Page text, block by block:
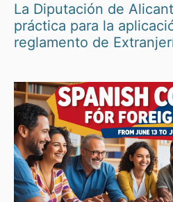
La Diputación de
práctica para la
reglamento de